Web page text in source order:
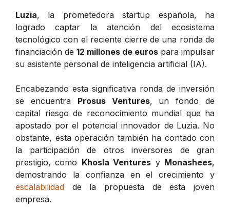
Luzia, la prometedora startup española, ha
logrado captar la atención del ecosistema
tecnológico con el reciente cierre de una ronda de
financiación de 12 millones de euros para impulsar
su asistente personal de inteligencia artificial (IA).
Encabezando esta significativa ronda de inversión
se encuentra Prosus Ventures, un fondo de
capital riesgo de reconocimiento mundial que ha
apostado por el potencial innovador de Luzia. No
obstante, esta operación también ha contado con
la participación de otros inversores de gran
prestigio, como Khosla Ventures y Monashees,
demostrando la confianza en el crecimiento y
escalabilidad de la propuesta de esta joven
empresa.